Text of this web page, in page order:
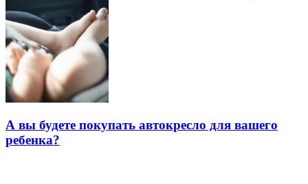
А вы будете покупать автокресло для вашего
ребенка?